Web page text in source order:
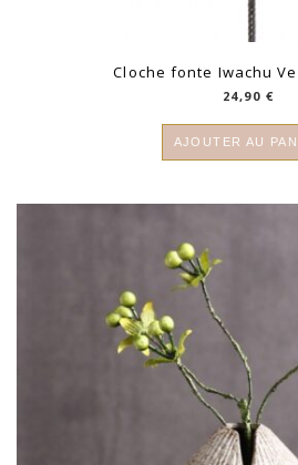
Cloche fonte Iwachu
24,90 €
AJOUTER AU